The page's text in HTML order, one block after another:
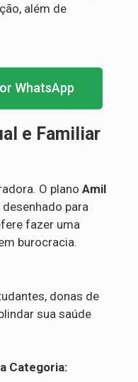
além de
WhatsApp
e Familiar
O plano Amil
para
fazer uma
burocracia.
donas de
sua saúde
Categoria: